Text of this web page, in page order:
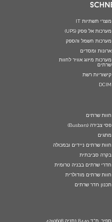
מוצרי תשתיות IT
מערכות אל פסק (UPS)
מערכות חשמל והספק
ארונות ומסדים
מערכות מיזוג אוויר לחוות
שרתים
קישוריות רשת
DCIM
חוות שרתים
פסי צבירה (Busbars)
מתגים
חוות שרתים ניידים ובמכולה
בקרה סביבתית
חדרי שרתים בבניה טרומית
חוות שרתים מודולרית
תכנון חדר שרתים